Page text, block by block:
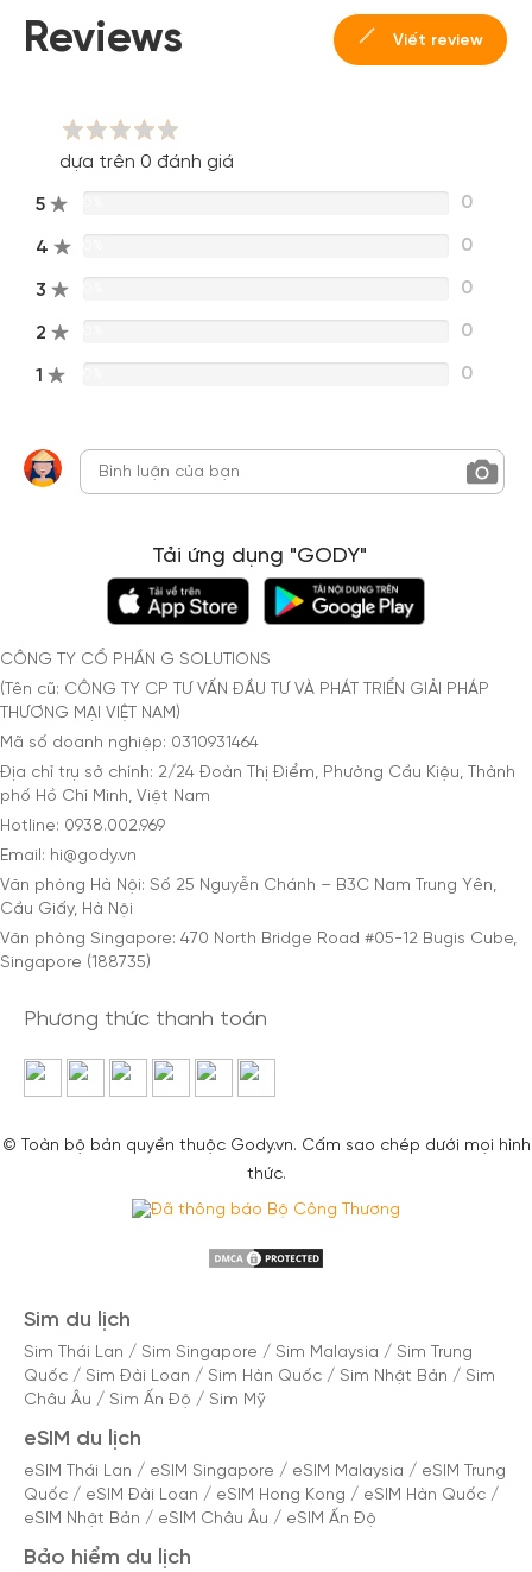
Reviews Viết review
dựa trên 0 đánh giá
5 0
4 0
3 0
2 0
1 0
Tải ứng dụng "GODY"
CÔNG TY CỔ PHẦN G SOLUTIONS
(Tên cũ: CÔNG TY CP TƯ VẤN ĐẦU TƯ VÀ PHÁT TRIỂN GIẢI PHÁP
THƯƠNG MẠI VIỆT NAM)
Mã số doanh nghiệp: 0310931464
Địa chỉ trụ sở chính: 2/24 Đoàn Thị Điểm, Phường Cầu Kiệu, Thành
phố Hồ Chí Minh, Việt Nam
Hotline: 0938.002.969
Email: hi@gody.vn
Văn phòng Hà Nội: Số 25 Nguyễn Chánh – B3C Nam Trung Yên,
Cầu Giấy, Hà Nội
Văn phòng Singapore: 470 North Bridge Road #05-12 Bugis Cube,
Singapore (188735)
Phương thức thanh toán
© Toàn bộ bản quyền thuộc Gody.vn. Cấm sao chép dưới mọi hình
thức.
Sim du lịch
Sim Thái Lan / Sim Singapore / Sim Malaysia / Sim Trung
Quốc / Sim Đài Loan / Sim Hàn Quốc / Sim Nhật Bản / Sim
Châu Âu / Sim Ấn Độ / Sim Mỹ
eSIM du lịch
eSIM Thái Lan / eSIM Singapore / eSIM Malaysia / eSIM Trung
Quốc / eSIM Đài Loan / eSIM Hong Kong / eSIM Hàn Quốc /
eSIM Nhật Bản / eSIM Châu Âu / eSIM Ấn Độ
Bảo hiểm du lịch
Đăng nhập Facebook
Đăng nhập Google